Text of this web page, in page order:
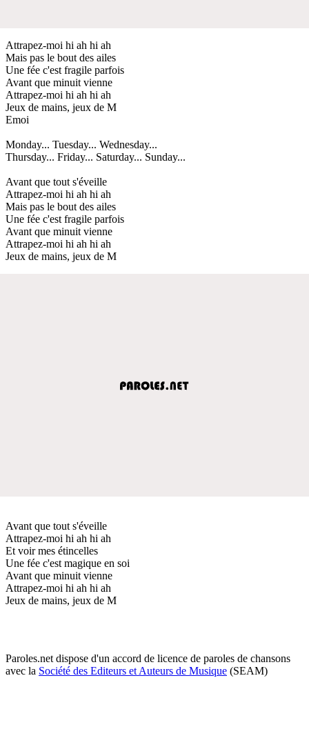
Attrapez-moi hi ah hi ah
Mais pas le bout des ailes
Une fée c'est fragile parfois
Avant que minuit vienne
Attrapez-moi hi ah hi ah
Jeux de mains, jeux de M
Emoi
Monday... Tuesday... Wednesday...
Thursday... Friday... Saturday... Sunday...
Avant que tout s'éveille
Attrapez-moi hi ah hi ah
Mais pas le bout des ailes
Une fée c'est fragile parfois
Avant que minuit vienne
Attrapez-moi hi ah hi ah
Jeux de mains, jeux de M
Avant que tout s'éveille
Attrapez-moi hi ah hi ah
Et voir mes étincelles
Une fée c'est magique en soi
Avant que minuit vienne
Attrapez-moi hi ah hi ah
Jeux de mains, jeux de M
Paroles.net dispose d'un accord de licence de paroles de chansons
avec la Société des Editeurs et Auteurs de Musique (SEAM)